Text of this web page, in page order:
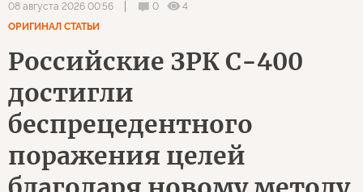
08 августа 2026 00:56 0
4
ОРИГИНАЛ СТАТЬИ
Российские ЗРК С-400
достигли
беспрецедентного
поражения целей